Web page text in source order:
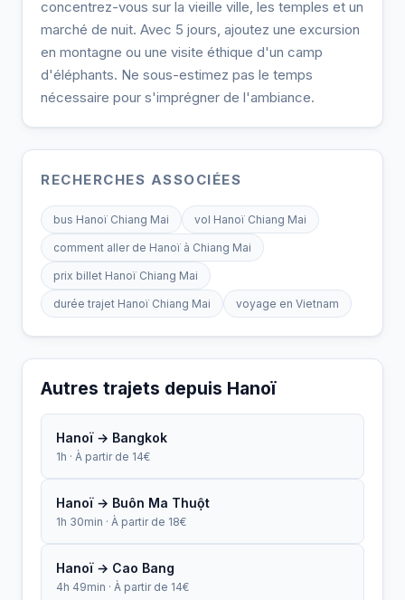
concentrez-vous sur la vieille ville, les temples et un
marché de nuit. Avec 5 jours, ajoutez une excursion
en montagne ou une visite éthique d'un camp
d'éléphants. Ne sous-estimez pas le temps
nécessaire pour s'imprégner de l'ambiance.
RECHERCHES ASSOCIÉES
bus Hanoï Chiang Mai vol Hanoï Chiang Mai
comment aller de Hanoï à Chiang Mai
prix billet Hanoï Chiang Mai
durée trajet Hanoï Chiang Mai voyage en Vietnam
Autres trajets depuis Hanoï
Hanoï → Bangkok
1h · À partir de 14€
Hanoï → Buôn Ma Thuột
1h 30min · À partir de 18€
Hanoï → Cao Bang
4h 49min · À partir de 14€